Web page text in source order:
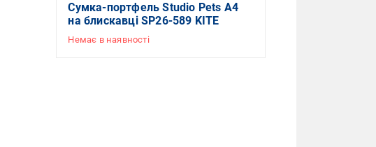
Сумка-портфель Studio Pets A4
на блискавці SP26-589 KITE
Немає в наявності